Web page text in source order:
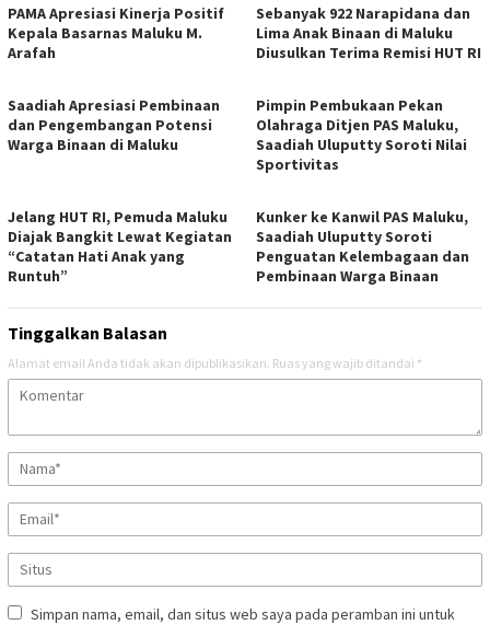
PAMA Apresiasi Kinerja Positif
Kepala Basarnas Maluku M.
Arafah
Sebanyak 922 Narapidana dan
Lima Anak Binaan di Maluku
Diusulkan Terima Remisi HUT RI
Saadiah Apresiasi Pembinaan
dan Pengembangan Potensi
Warga Binaan di Maluku
Pimpin Pembukaan Pekan
Olahraga Ditjen PAS Maluku,
Saadiah Uluputty Soroti Nilai
Sportivitas
Jelang HUT RI, Pemuda Maluku
Diajak Bangkit Lewat Kegiatan
“Catatan Hati Anak yang
Runtuh”
Kunker ke Kanwil PAS Maluku,
Saadiah Uluputty Soroti
Penguatan Kelembagaan dan
Pembinaan Warga Binaan
Tinggalkan Balasan
Alamat email Anda tidak akan dipublikasikan. Ruas yang wajib ditandai *
Simpan nama, email, dan situs web saya pada peramban ini untuk